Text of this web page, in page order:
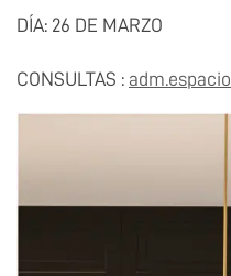
DÍA: 26 DE MARZO
CONSULTAS :